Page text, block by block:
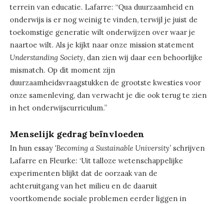
terrein van educatie. Lafarre: “Qua duurzaamheid en
onderwijs is er nog weinig te vinden, terwijl je juist de
toekomstige generatie wilt onderwijzen over waar je
naartoe wilt. Als je kijkt naar onze mission statement
Understanding Society, dan zien wij daar een behoorlijke
mismatch. Op dit moment zijn
duurzaamheidsvraagstukken de grootste kwesties voor
onze samenleving, dan verwacht je die ook terug te zien
in het onderwijscurriculum.”
Menselijk gedrag beïnvloeden
In hun essay ‘Becoming a Sustainable University’ schrijven
Lafarre en Fleurke: ‘Uit talloze wetenschappelijke
experimenten blijkt dat de oorzaak van de
achteruitgang van het milieu en de daaruit
voortkomende sociale problemen eerder liggen in